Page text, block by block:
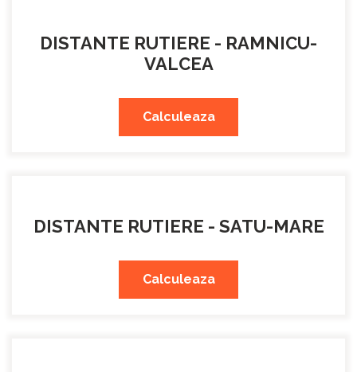
DISTANTE RUTIERE - RAMNICU-
VALCEA
Calculeaza
DISTANTE RUTIERE - SATU-MARE
Calculeaza